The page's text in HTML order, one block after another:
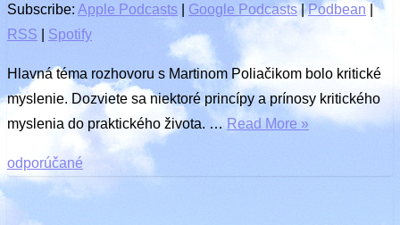
Subscribe: Apple Podcasts Google Podcasts |Podbean
RSS
Spotify
Hlavná téma rozhovoru s Martinom Poliačikom bolo kritické
myslenie. Dozviete sa niektoré princípy a prínosy kritického
myslenia do praktického života. … Read More »
odporúčané